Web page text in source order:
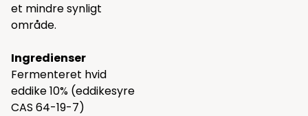
et mindre synligt
område.
Ingredienser
Fermenteret hvid
eddike 10% (eddikesyre
CAS 64-19-7)